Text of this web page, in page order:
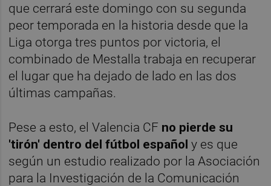
que cerrará este domingo con su segunda
peor temporada en la historia desde que la
Liga otorga tres puntos por victoria, el
combinado de Mestalla trabaja en recuperar
el lugar que ha dejado de lado en las dos
últimas campañas.
Pese a esto, el Valencia CF no pierde su
'tirón' dentro del fútbol español y es que
según un estudio realizado por la Asociación
para la Investigación de la Comunicación